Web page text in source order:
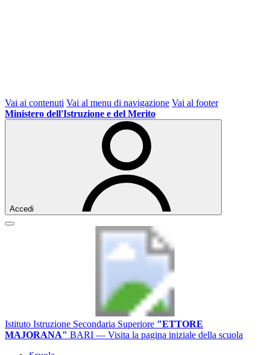
Vai ai contenuti Vai al menu di navigazione Vai al footer
Ministero dell'Istruzione e del Merito
Accedi
Istituto Istruzione Secondaria Superiore "ETTORE
MAJORANA" BARI — Visita la pagina iniziale della scuola